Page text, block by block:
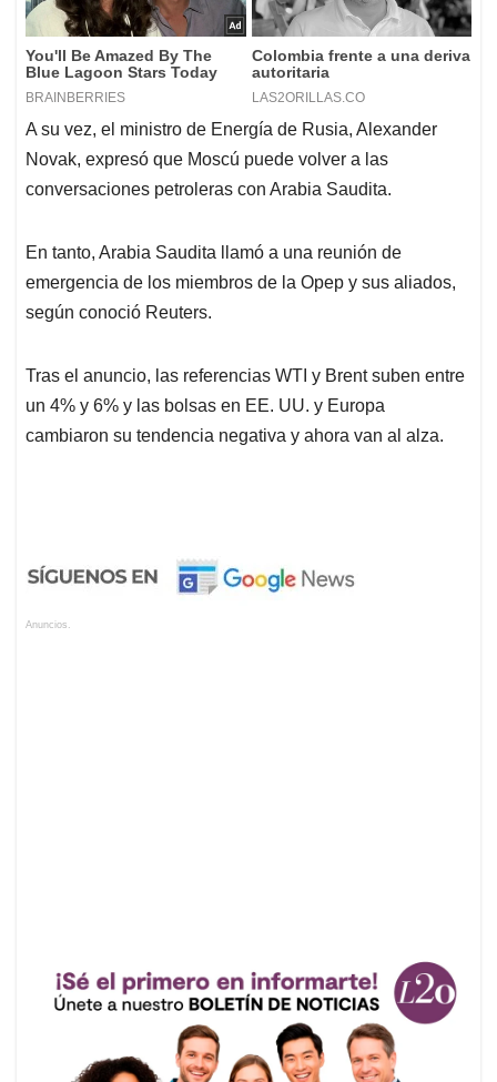
A su vez, el ministro de Energía de Rusia, Alexander
Novak, expresó que Moscú puede volver a las
conversaciones petroleras con Arabia Saudita.
En tanto, Arabia Saudita llamó a una reunión de
emergencia de los miembros de la Opep y sus aliados,
según conoció Reuters.
Tras el anuncio, las referencias WTI y Brent suben entre
un 4% y 6% y las bolsas en EE. UU. y Europa
cambiaron su tendencia negativa y ahora van al alza.
Anuncios.